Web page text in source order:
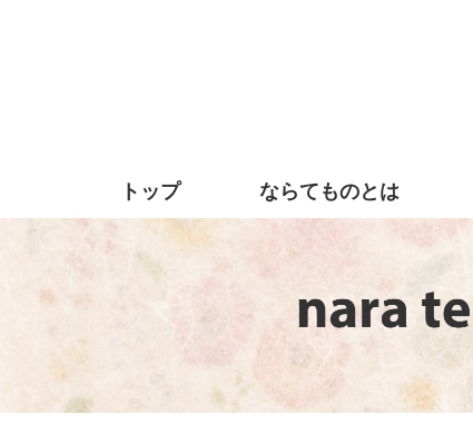
トップ ならてものとは